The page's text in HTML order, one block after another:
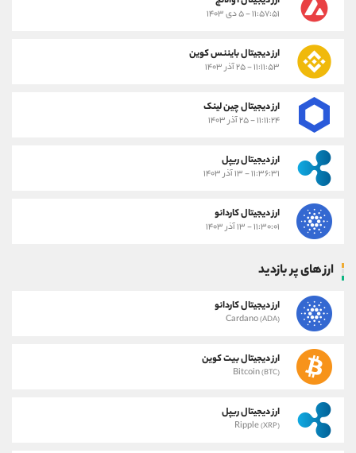
۱۱:۵۷:۵۱ - ۵ دی ۱۴۰۳
ارز دیجیتال بایننس کوین
۱۱:۱۱:۵۳ - ۲۵ آذر ۱۴۰۳
ارز دیجیتال چین لینک
۱۱:۱۱:۲۴ - ۲۵ آذر ۱۴۰۳
ارز دیجیتال ریپل
۱۱:۳۶:۳۱ - ۱۳ آذر ۱۴۰۳
ارز دیجیتال کاردانو
۱۱:۳۰:۰۱ - ۱۳ آذر ۱۴۰۳
ارز های پر بازدید
ارز دیجیتال کاردانو
Cardano(ADA)
ارز دیجیتال بیت کوین
Bitcoin(BTC)
ارز دیجیتال ریپل
Ripple(XRP)